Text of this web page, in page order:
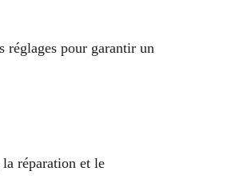
réglages pour garantir un
réparation et le